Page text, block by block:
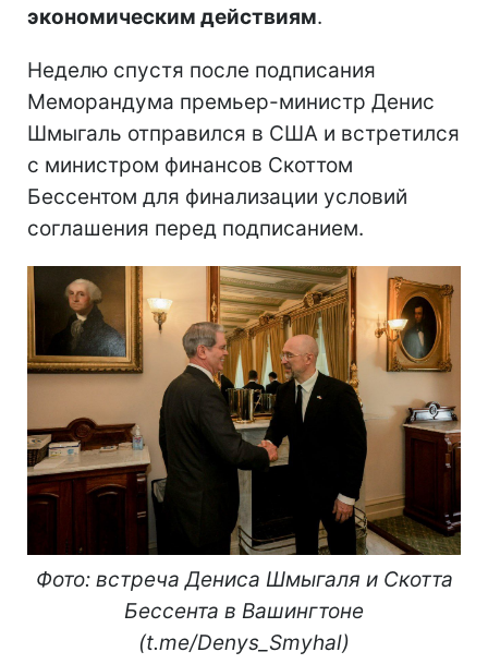
экономическим действиям.
Неделю спустя после подписания
Меморандума премьер-министр Денис
Шмыгаль отправился в США и встретился
с министром финансов Скоттом
Бессентом для финализации условий
соглашения перед подписанием.
Фото: встреча Дениса Шмыгаля и Скотта
Бессента в Вашингтоне
(t.me/Denys_Smyhal)